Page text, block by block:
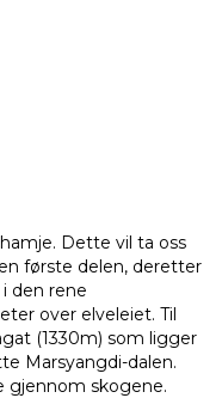
Dette vil ta oss
første delen, deretter
den rene
over elveleiet. Til
(1330m) som ligger
Marsyangdi-dalen.
gjennom skogene.